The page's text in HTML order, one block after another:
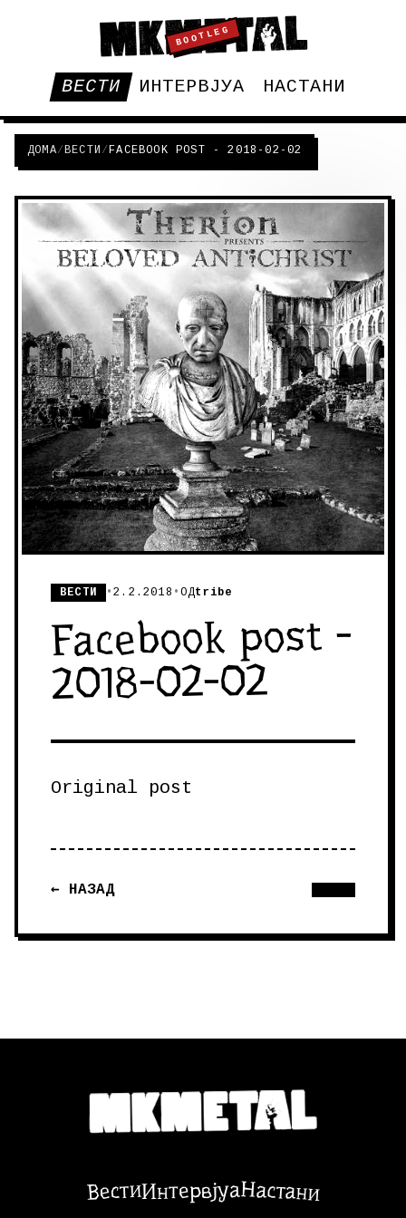
BOOTLEG
ВЕСТИ ИНТЕРВЈУА НАСТАНИ
ДОМА/ВЕСТИ /FACEBOOK POST - 2018-02-02
ВЕСТИ •2.2.2018 •ОДtribe
Facebook post -
2018-02-02
Original post
← НАЗАД
ВестиИнтервјуаНастани